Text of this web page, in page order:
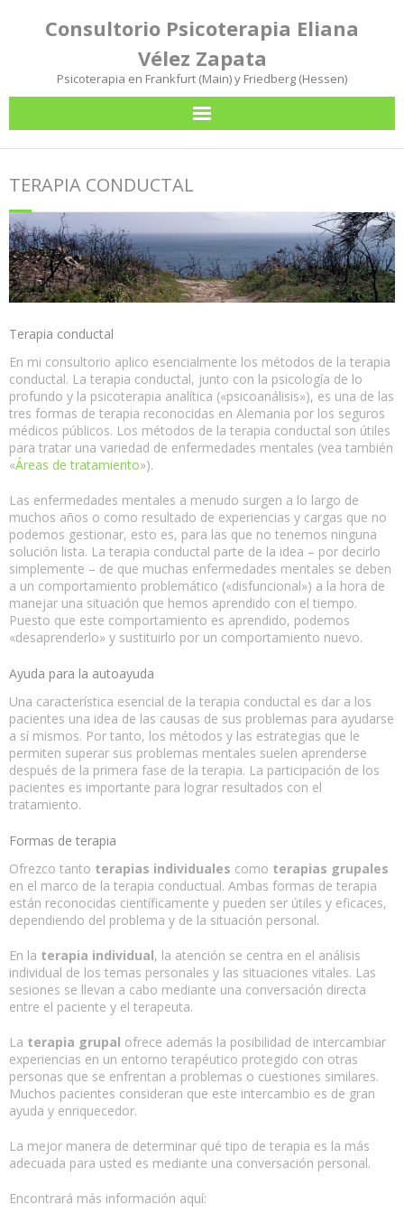
Consultorio Psicoterapia Eliana
Vélez Zapata
Psicoterapia en Frankfurt (Main) y Friedberg (Hessen)
Mi consultorio para Usetd
Ubicaciones de los consultorios
Contacto/Horarios de atención/Citas
Español
Deutsch
TERAPIA CONDUCTAL
Terapia conductal
En mi consultorio aplico esencialmente los métodos de la terapia
conductal. La terapia conductal, junto con la psicología de lo
profundo y la psicoterapia analítica («psicoanálisis»), es una de las
tres formas de terapia reconocidas en Alemania por los seguros
médicos públicos. Los métodos de la terapia conductal son útiles
para tratar una variedad de enfermedades mentales (vea también
«Áreas de tratamiento»).
Las enfermedades mentales a menudo surgen a lo largo de
muchos años o como resultado de experiencias y cargas que no
podemos gestionar, esto es, para las que no tenemos ninguna
solución lista. La terapia conductal parte de la idea – por decirlo
simplemente – de que muchas enfermedades mentales se deben
a un comportamiento problemático («disfuncional») a la hora de
manejar una situación que hemos aprendido con el tiempo.
Puesto que este comportamiento es aprendido, podemos
«desaprenderlo» y sustituirlo por un comportamiento nuevo.
Ayuda para la autoayuda
Una característica esencial de la terapia conductal es dar a los
pacientes una idea de las causas de sus problemas para ayudarse
a sí mismos. Por tanto, los métodos y las estrategias que le
permiten superar sus problemas mentales suelen aprenderse
después de la primera fase de la terapia. La participación de los
pacientes es importante para lograr resultados con el
tratamiento.
Formas de terapia
Ofrezco tanto terapias individuales como terapias grupales
en el marco de la terapia conductual. Ambas formas de terapia
están reconocidas científicamente y pueden ser útiles y eficaces,
dependiendo del problema y de la situación personal.
En la terapia individual, la atención se centra en el análisis
individual de los temas personales y las situaciones vitales. Las
sesiones se llevan a cabo mediante una conversación directa
entre el paciente y el terapeuta.
La terapia grupal ofrece además la posibilidad de intercambiar
experiencias en un entorno terapéutico protegido con otras
personas que se enfrentan a problemas o cuestiones similares.
Muchos pacientes consideran que este intercambio es de gran
ayuda y enriquecedor.
La mejor manera de determinar qué tipo de terapia es la más
adecuada para usted es mediante una conversación personal.
Encontrará más información aquí: